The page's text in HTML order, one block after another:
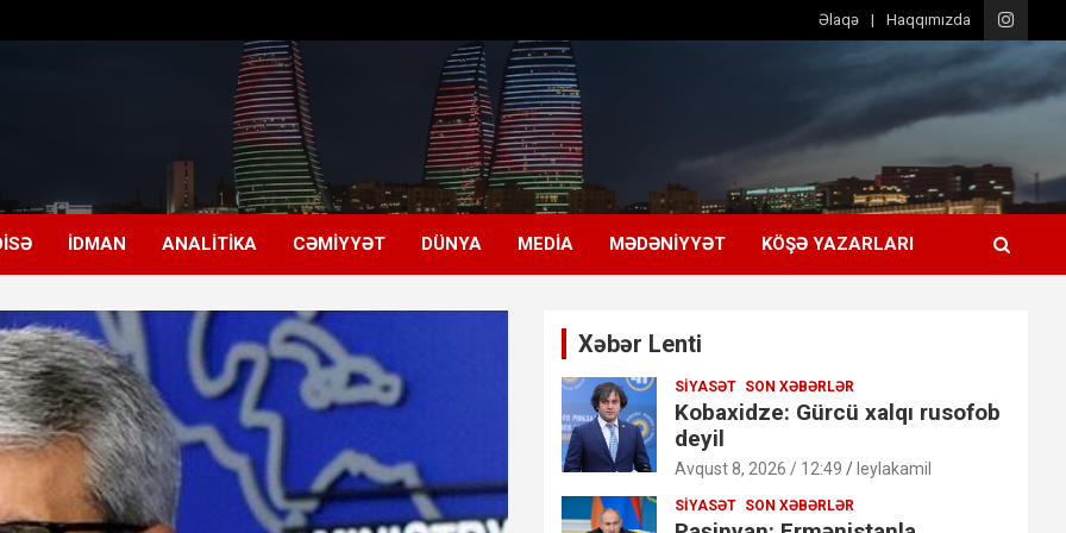
Əlaqə Haqqımızda
İDMAN ANALITIKA CƏMIYYƏT DÜNYA MEDIA MƏDƏNIYYƏT KÖŞƏ YAZARLARI
Xəbər Lenti
SIYASƏT SON XƏBƏRLƏR
Kobaxidze: Gürcü xalqı rusofob
deyil
Avqust 8, 2026 / 12:49 leylakamil
SIYASƏT SON XƏBƏRLƏR